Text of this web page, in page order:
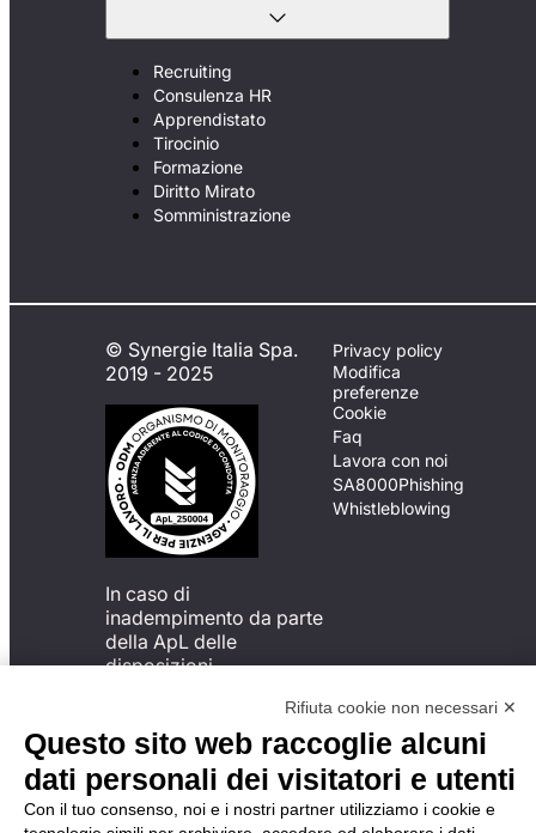
Recruiting
Consulenza HR
Apprendistato
Tirocinio
Formazione
Diritto Mirato
Somministrazione
© Synergie Italia Spa.
2019 - 2025
In caso di
inadempimento da parte
della ApL delle
disposizioni
possibile presentare un
reclamo
all’Organismo di
Monitoraggio utilizzando
una delle modalità
Privacy policy
Modifica
preferenze
Cookie
Faq
Lavora con noi
SA8000Phishing
Whistleblowing
Rifiuta cookie non necessari ✕
Questo sito web raccoglie alcuni
dati personali dei visitatori e utenti
Con il tuo consenso, noi e i nostri partner utilizziamo i cookie e